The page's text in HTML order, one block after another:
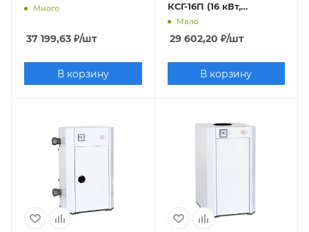
Много
37 199,63 ₽/шт
В корзину
КСГ-16П (16 кВт,
одноконтурный,
закрытая камера),
труба отдельно
Мало
29 602,20 ₽/шт
В корзину